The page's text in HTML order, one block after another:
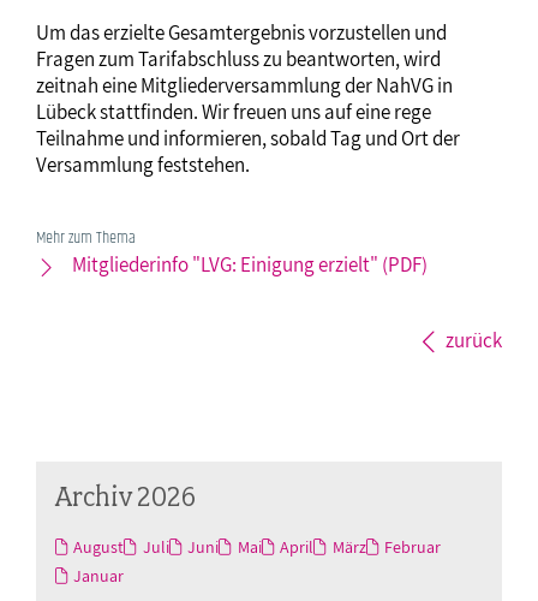
Um das erzielte Gesamtergebnis vorzustellen und
Fragen zum Tarifabschluss zu beantworten, wird
zeitnah eine Mitgliederversammlung der NahVG in
Lübeck stattfinden. Wir freuen uns auf eine rege
Teilnahme und informieren, sobald Tag und Ort der
Versammlung feststehen.
Mehr zum Thema
Mitgliederinfo "LVG: Einigung erzielt" (PDF)
zurück
Archiv 2026
August Juli Juni Mai April März
Februar
Januar